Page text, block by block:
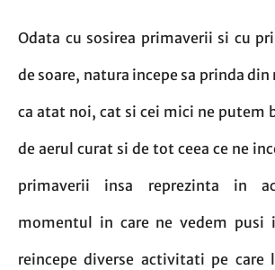
Odata cu sosirea primaverii si cu
de soare, natura incepe sa prinda din
ca atat noi, cat si cei mici ne putem
de aerul curat si de tot ceea ce ne
primaverii insa reprezinta in
momentul in care ne vedem pusi
reincepe diverse activitati pe